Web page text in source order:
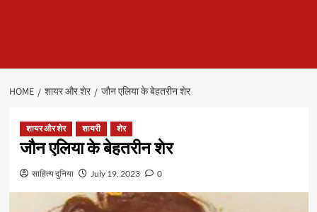
HOME शायर और शेर जौन एलिया के बेहतरीन शेर
शायर और शेर शायरी शेर
जौन एलिया के बेहतरीन शेर
साहित्य दुनिया July 19, 2023 0